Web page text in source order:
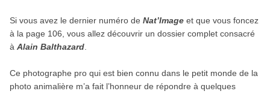
Si vous avez le dernier numéro de Nat’Imageet que vous foncez
à la page 106, vous allez découvrir un dossier complet consacré
à Alain Balthazard.
Ce photographe pro qui est bien connu dans le petit monde de la
photo animalière m’a fait l’honneur de répondre à quelques